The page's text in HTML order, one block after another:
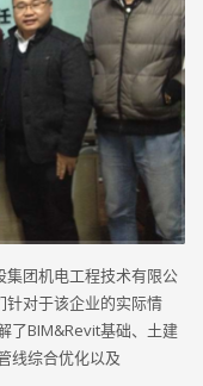
集团机电工程技术有限公
针对于该企业的实际情
了BIM&Revit基础、土建
线综合优化以及